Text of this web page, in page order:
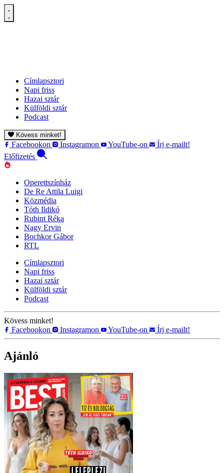
Címlapsztori
Napi friss
Hazai sztár
Külföldi sztár
Podcast
Kövess minket!
Facebookon Instagramon YouTube-on
Írj e-mailt!
Előfizetés
Operettszínház
De Re Attila Luigi
Közmédia
Tóth Ildikó
Rubint Réka
Nagy Ervin
Bochkor Gábor
RTL
Címlapsztori
Napi friss
Hazai sztár
Külföldi sztár
Podcast
Kövess minket!
Facebookon
Instagramon YouTube-on Írj e-mailt!
Ajánló